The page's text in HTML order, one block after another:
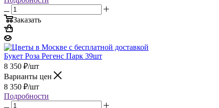
Заказать
Букет Роза Регенс Парк 39шт
8 350 ₽/шт
Варианты цен
8 350 ₽/шт
Подробности